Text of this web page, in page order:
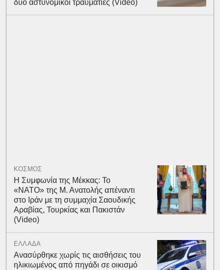
δύο αστυνομικοί τραυματίες (Video)
ΚΟΣΜΟΣ
Η Συμφωνία της Μέκκας: Το
«ΝΑΤΟ» της Μ. Ανατολής απέναντι
στο Ιράν με τη συμμαχία Σαουδικής
Αραβίας, Τουρκίας και Πακιστάν
(Video)
ΕΛΛΑΔΑ
Ανασύρθηκε χωρίς τις αισθήσεις του
ηλικιωμένος από πηγάδι σε οικισμό